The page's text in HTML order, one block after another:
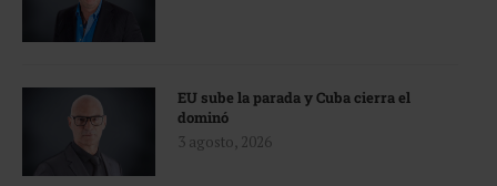
EU sube la parada y Cuba cierra el
dominó
3 agosto, 2026